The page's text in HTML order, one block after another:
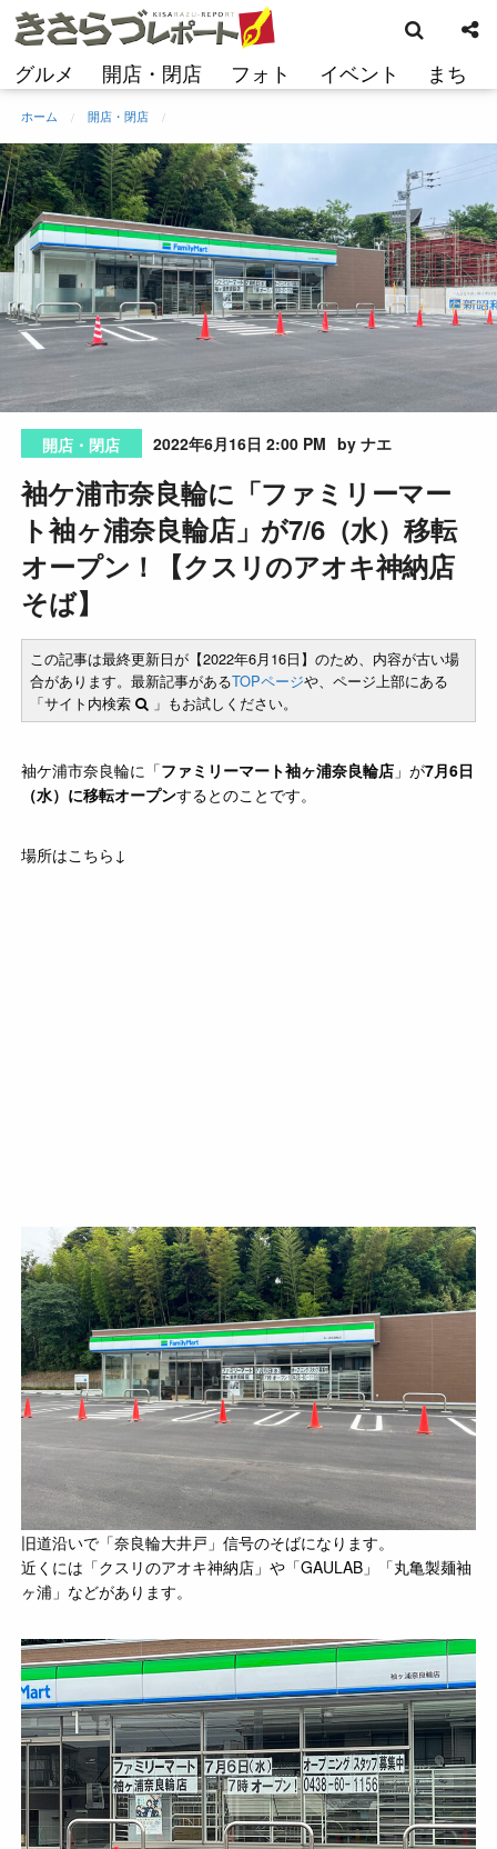
コ
ン
ン
へ
ス
キ
ッ
プ
グルメ 開店・閉店 フォト イベント まち
索
ホーム 開店・閉店
開店・閉店 2022年6月16日 2:00 PM by ナエ
袖ケ浦市奈良輪に「ファミリーマー
ト袖ヶ浦奈良輪店」が7/6（水）移転
オープン！【クスリのアオキ神納店
そば】
この記事は最終更新日が【2022年6月16日】のため、内容が古い場
合があります。最新記事があるTOPページや、ページ上部にある
「サイト内検索
」もお試しください。
袖ケ浦市奈良輪に「ファミリーマート袖ヶ浦奈良輪店 」が7月6日
（水）に移転オープンするとのことです。
場所はこちら↓
旧道沿いで「奈良輪大井戸」信号のそばになります。
近くには「クスリのアオキ神納店」や「GAULAB」「丸亀製麺袖
ヶ浦」などがあります。